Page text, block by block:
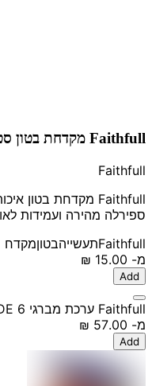
Faithfull מקדחת בטון סטנדרטית, 8 מ
Faithfull
ספירלה מהירה ועמידות
Faithfullתעשייהבטוןמקדח
מ-
Add
Faithfull ערכת מברגי VDE 6 חלקים - דיוק ובטיחות
מ-
Add